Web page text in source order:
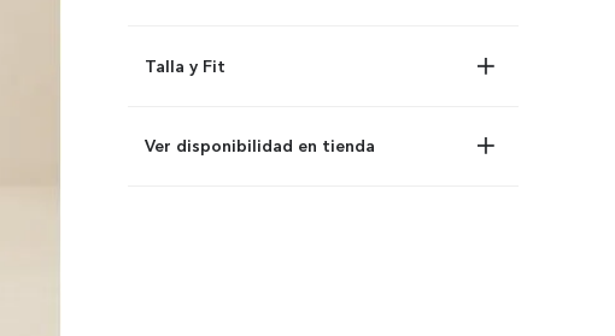
Talla y Fit
Ver disponibilidad en tienda